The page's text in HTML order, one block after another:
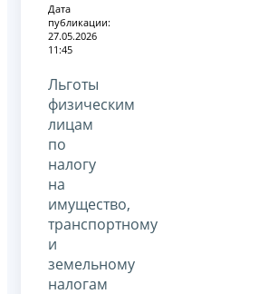
Дата
публикации:
27.05.2026
11:45
Льготы
физическим
лицам
по
налогу
на
имущество,
транспортному
и
земельному
налогам